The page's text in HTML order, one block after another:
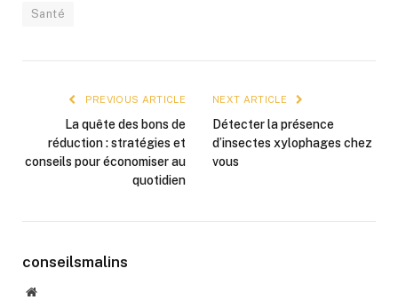
Santé
PREVIOUS ARTICLE
La quête des bons de
réduction : stratégies et
conseils pour économiser au
quotidien
NEXT ARTICLE
Détecter la présence
d’insectes xylophages chez
vous
conseilsmalins
Website